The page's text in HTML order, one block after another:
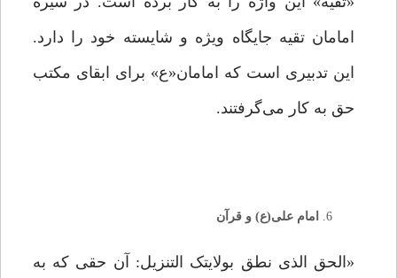
امامان تقیه جایگاه ویژه و شایسته خود را دارد.
این تدبیری است که امامان«ع» برای ابقای مکتب
حق به کار می‌گرفتند.
امام علی(ع) و قرآن
«الحق الذی نطق بولایتک التنزیل: آن حقی که به